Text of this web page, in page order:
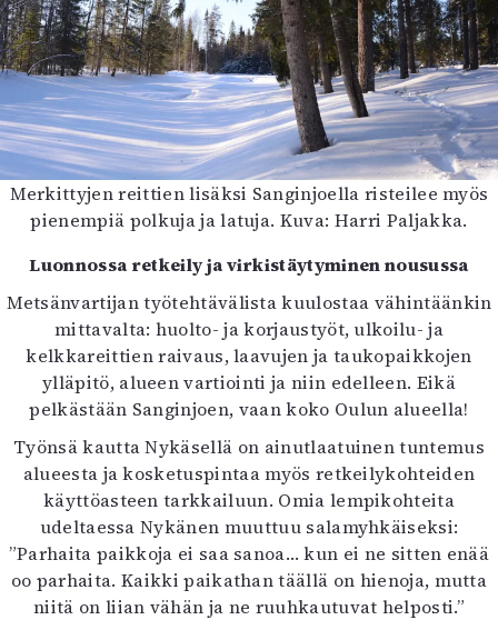
Merkittyjen reittien lisäksi Sanginjoella risteilee myös
pienempiä polkuja ja latuja. Kuva: Harri Paljakka.
Luonnossa retkeily ja virkistäytyminen nousussa
Metsänvartijan työtehtävälista kuulostaa vähintäänkin
mittavalta: huolto- ja korjaustyöt, ulkoilu- ja
kelkkareittien raivaus, laavujen ja taukopaikkojen
ylläpitö, alueen vartiointi ja niin edelleen. Eikä
pelkästään Sanginjoen, vaan koko Oulun alueella!
Työnsä kautta Nykäsellä on ainutlaatuinen tuntemus
alueesta ja kosketuspintaa myös retkeilykohteiden
käyttöasteen tarkkailuun. Omia lempikohteita
udeltaessa Nykänen muuttuu salamyhkäiseksi:
”Parhaita paikkoja ei saa sanoa… kun ei ne sitten enää
oo parhaita. Kaikki paikathan täällä on hienoja, mutta
niitä on liian vähän ja ne ruuhkautuvat helposti.”